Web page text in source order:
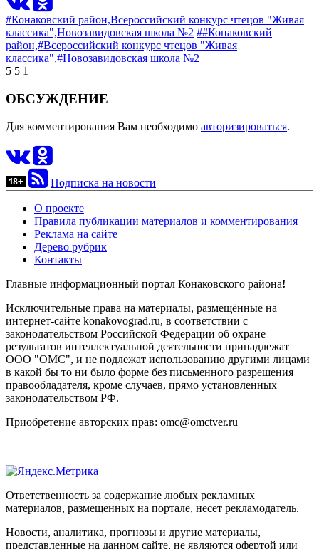
#Конаковский район,Всероссийский конкурс чтецов "Живая
классика",Новозавидовская школа №2 ##Конаковский
район,#Всероссийский конкурс чтецов "Живая
классика",#Новозавидовская школа №2
5 5 1
ОБСУЖДЕНИЕ
Для комментирования Вам необходимо авторизироваться.
Подписка на новости
О проекте
Правила публикации материалов и комментирования
Реклама на сайте
Дерево рубрик
Контакты
Главные информационный портал Конаковского района!
Исключительные права на материалы, размещённые на
интернет-сайте konakovograd.ru, в соответствии с
законодательством Российской Федерации об охране
результатов интеллектуальной деятельности принадлежат
ООО "ОМС", и не подлежат использованию другими лицами
в какой бы то ни было форме без письменного разрешения
правообладателя, кроме случаев, прямо установленных
законодательством РФ.
Приобретение авторских прав: omc@omctver.ru
Ответственность за содержание любых рекламных
материалов, размещенных на портале, несет рекламодатель.
Новости, аналитика, прогнозы и другие материалы,
представленные на данном сайте, не являются офертой или